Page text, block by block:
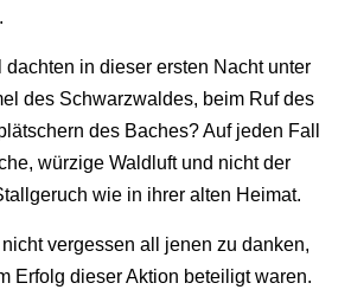
in dieser ersten Nacht unter
des Schwarzwaldes, beim Ruf des
des Baches? Auf jeden Fall
würzige Waldluft und nicht der
wie in ihrer alten Heimat.
vergessen all jenen zu danken,
Erfolg dieser Aktion beteiligt waren.